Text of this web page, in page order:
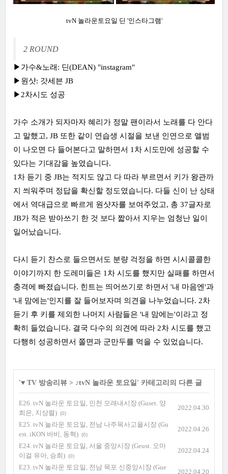
tvN 놀라운토요일 딘 '인스타그램'
2 ROUND
▶가수&노래: 딘(DEAN) "instagram"
▶원샷: 갓세븐 JB
▶2차시도 성공
가수 소개가 되자마자 혜리가 정말 팬이라서 노래를 다 안다
고 말했고, JB 또한 같이 연습생 시절을 보낸 인연으로 앨범
이 나오면 다 들어본다고 말하면서 1차 시도만에 성공할 수
있다는 기대감을 높였습니다.
1차 듣기 중 JB는 적지도 않고 다 따라 부르면서 키가 왕관까
지 씌워주며 정답을 확신할 정도였습니다. 다들 신이 난 상태
에서 역대급으로 빠르게 원샷자를 보여주었고, 총 37글자로
JB가 적은 받아쓰기 한 것 보다 짧아서 지우는 엄청난 일이
일어났습니다.
다시 듣기 찬스로 들으면서도 분량 걱정을 하면 시시콜콜한
이야기까지 한 도레미들은 1차 시도를 했지만 실패를 하면서
충격에 빠졌습니다. 힌트는 띄어쓰기로 하면서 '내 마음엔'과
'내 맘에는'인지를 잘 들어보자며 의견을 나누었습니다. 2차
듣기 후 키를 제외한 나머지 사람들은 '내 맘에는'이라고 정
확히 들었습니다. 결국 다수의 의견에 따라 2차 시도를 했고
다행히 성공하면서 쫄면과 군만두를 먹을 수 있었습니다.
'♥ TV 방송리뷰 > ♪tvN 놀라운 토요일 ' 카테고리의 다른 글
E26. tvN 놀라운 토요일, 인천 모래내시장 (Guset. 양
희은, 지상렬) (0)
2022.04.30
E25. tvN 놀라운 토요일, 전남 나주목사고을시장 (Gu
est. iKON 바비, 동혁) (0)
2022.04.26
E24. tvN 놀라운 토요일, 서울 중앙시장 (Geust. 오마
이걸 유아, 승희) (0)
2022.04.24
E23. tvN 놀라운 토요일, 전남 목포 신중앙시장 (Gue
2022.04.20